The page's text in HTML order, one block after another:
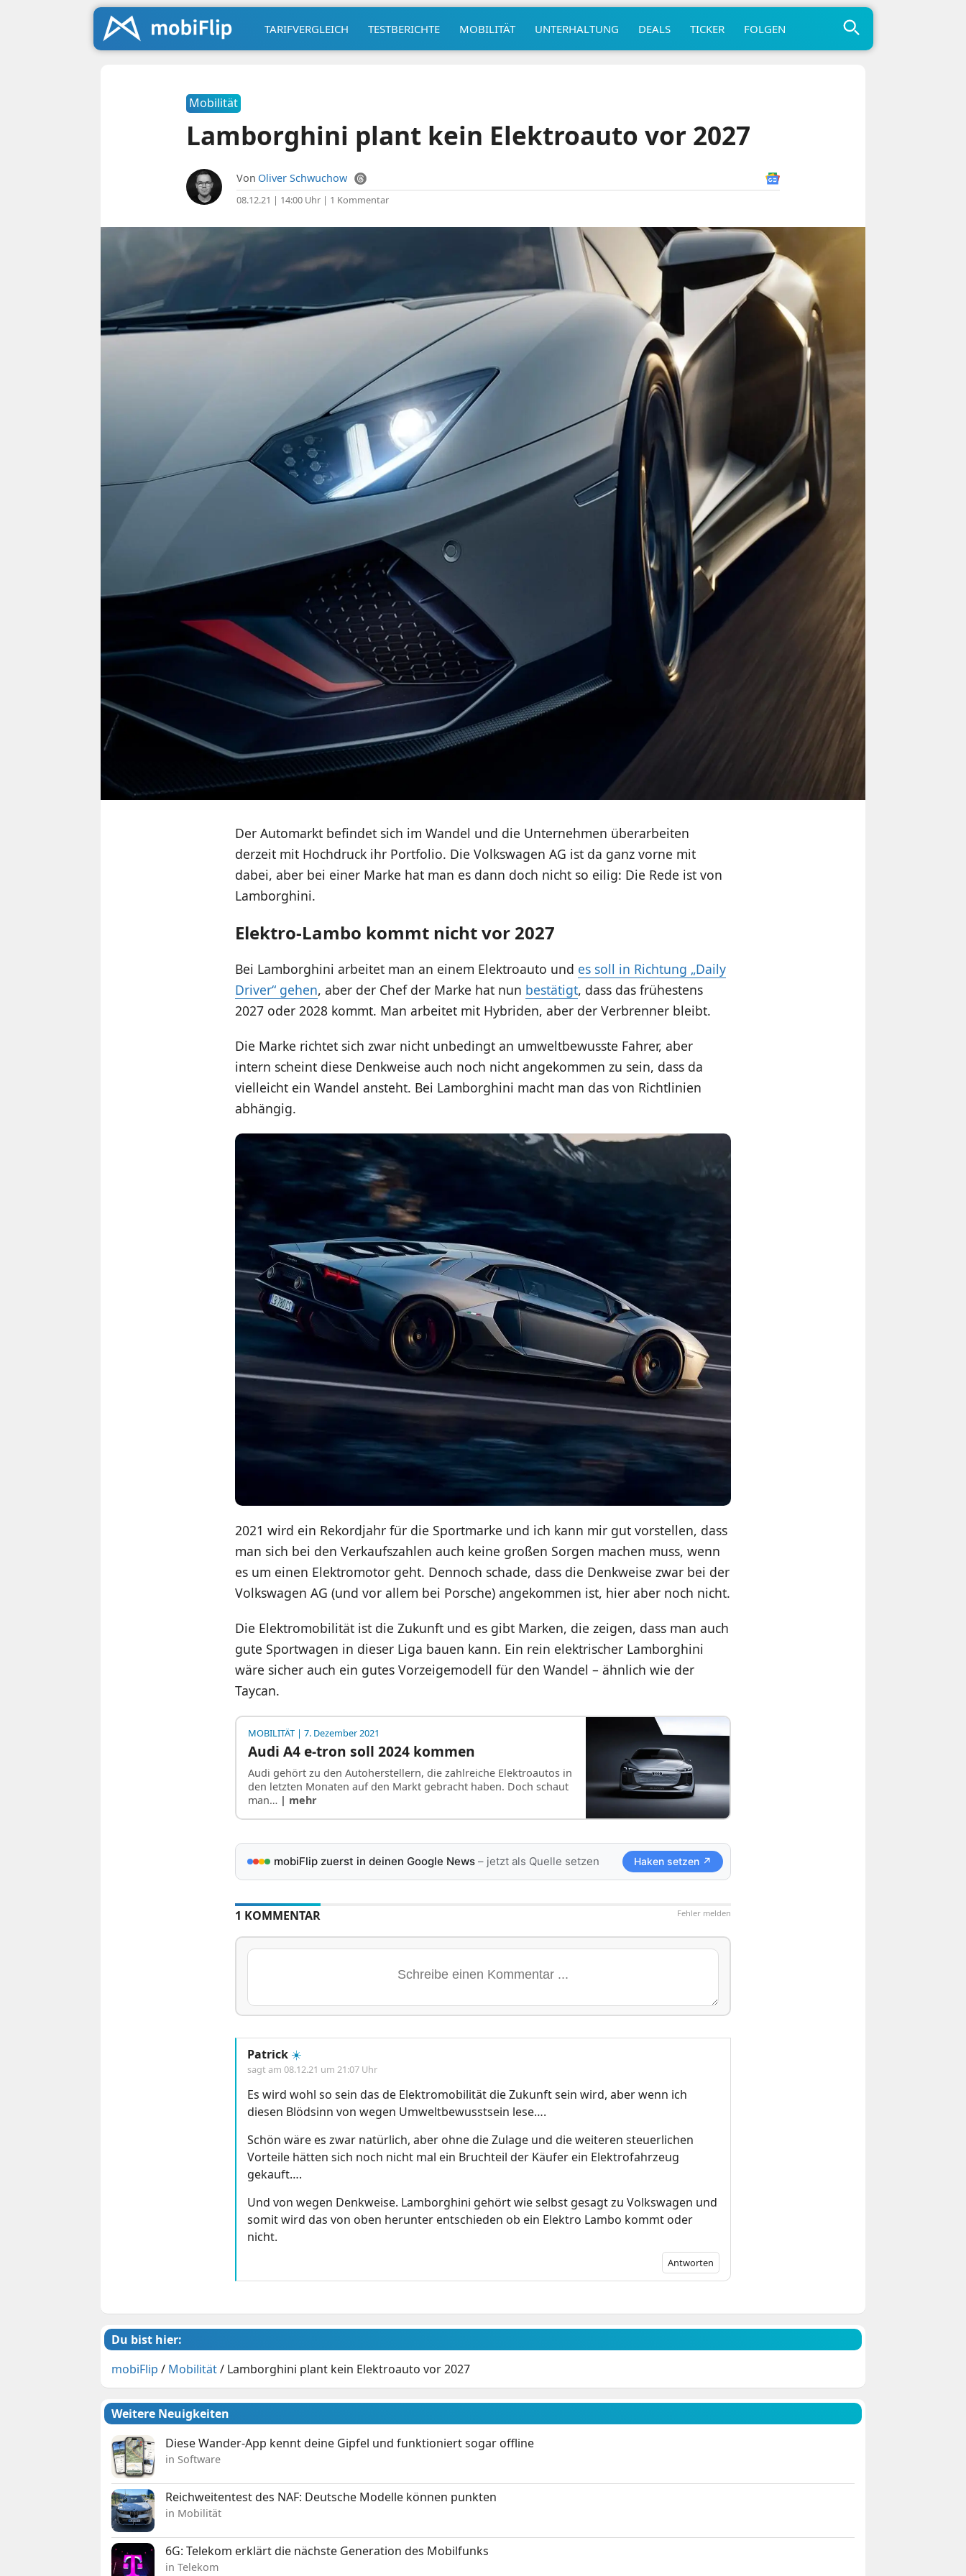
TARIFVERGLEICH TESTBERICHTE MOBILITÄT UNTERHALTUNG DEALS TICKER FOLGEN
Mobilität
Lamborghini plant kein Elektroauto vor 2027
Von Oliver Schwuchow
08.12.21 | 14:00 Uhr| 1 Kommentar
Der Automarkt befindet sich im Wandel und die Unternehmen überarbeiten
derzeit mit Hochdruck ihr Portfolio. Die Volkswagen AG ist da ganz vorne mit
dabei, aber bei einer Marke hat man es dann doch nicht so eilig: Die Rede ist von
Lamborghini.
Elektro-Lambo kommt nicht vor 2027
Bei Lamborghini arbeitet man an einem Elektroauto und es soll in Richtung „Daily
Driver“ gehen, aber der Chef der Marke hat nun bestätigt, dass das frühestens
2027 oder 2028 kommt. Man arbeitet mit Hybriden, aber der Verbrenner bleibt.
Die Marke richtet sich zwar nicht unbedingt an umweltbewusste Fahrer, aber
intern scheint diese Denkweise auch noch nicht angekommen zu sein, dass da
vielleicht ein Wandel ansteht. Bei Lamborghini macht man das von Richtlinien
abhängig.
2021 wird ein Rekordjahr für die Sportmarke und ich kann mir gut vorstellen, dass
man sich bei den Verkaufszahlen auch keine großen Sorgen machen muss, wenn
es um einen Elektromotor geht. Dennoch schade, dass die Denkweise zwar bei der
Volkswagen AG (und vor allem bei Porsche) angekommen ist, hier aber noch nicht.
Die Elektromobilität ist die Zukunft und es gibt Marken, die zeigen, dass man auch
gute Sportwagen in dieser Liga bauen kann. Ein rein elektrischer Lamborghini
wäre sicher auch ein gutes Vorzeigemodell für den Wandel – ähnlich wie der
Taycan.
MOBILITÄT| 7. Dezember 2021
Audi A4 e-tron soll 2024 kommen
Audi gehört zu den Autoherstellern, die zahlreiche Elektroautos in
den letzten Monaten auf den Markt gebracht haben. Doch schaut
man… | mehr
mobiFlip zuerst in deinen Google News– jetzt als Quelle setzen Haken setzen ↗
Fehler melden
1 KOMMENTAR
Patrick ☀️
sagt am 08.12.21 um 21:07 Uhr
Es wird wohl so sein das de Elektromobilität die Zukunft sein wird, aber wenn ich
diesen Blödsinn von wegen Umweltbewusstsein lese….
Schön wäre es zwar natürlich, aber ohne die Zulage und die weiteren steuerlichen
Vorteile hätten sich noch nicht mal ein Bruchteil der Käufer ein Elektrofahrzeug
gekauft….
Und von wegen Denkweise. Lamborghini gehört wie selbst gesagt zu Volkswagen und
somit wird das von oben herunter entschieden ob ein Elektro Lambo kommt oder
nicht.
Antworten
Du bist hier:
mobiFlip / Mobilität/ Lamborghini plant kein Elektroauto vor 2027
Weitere Neuigkeiten
Diese Wander-App kennt deine Gipfel und funktioniert sogar offline
in Software
Reichweitentest des NAF: Deutsche Modelle können punkten
in Mobilität
6G: Telekom erklärt die nächste Generation des Mobilfunks
in Telekom